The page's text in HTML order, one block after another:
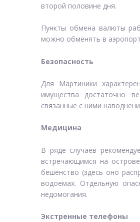
второй половине дня.
Пункты обмена валюты
можно обменять в
Безопасность
Для Мартиники
имущества достаточно
связанные с ними
Медицина
В ряде случаев
встречающимся на
бешенство (здесь оно
водоемах. Отдельную
недомогания.
Экстренные телефоны